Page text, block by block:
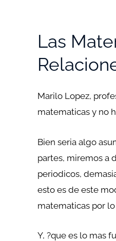
Las
Marilo Lopez,
matematicas y no
Bien seri­a algo
partes, miremos a
periodicos,
esto es de este
matematicas por
Y, ?que es lo mas